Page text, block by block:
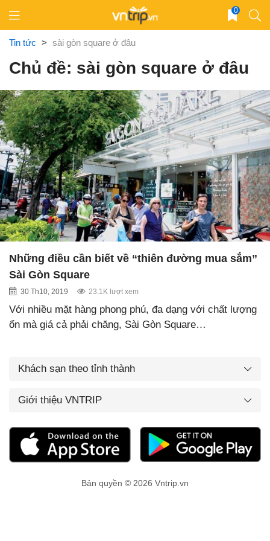
content
0
Tin tức > sài gòn square ở đâu
Chủ đề: sài gòn square ở đâu
Những điều cần biết về “thiên đường mua sắm”
Sài Gòn Square
30 Th10, 2019 23.1K lượt xem
Với nhiều mặt hàng phong phú, đa dạng với chất lượng
ổn mà giá cả phải chăng, Sài Gòn Square…
Khách sạn theo tỉnh thành
Giới thiệu VNTRIP
Bản quyền © 2026 Vntrip.vn